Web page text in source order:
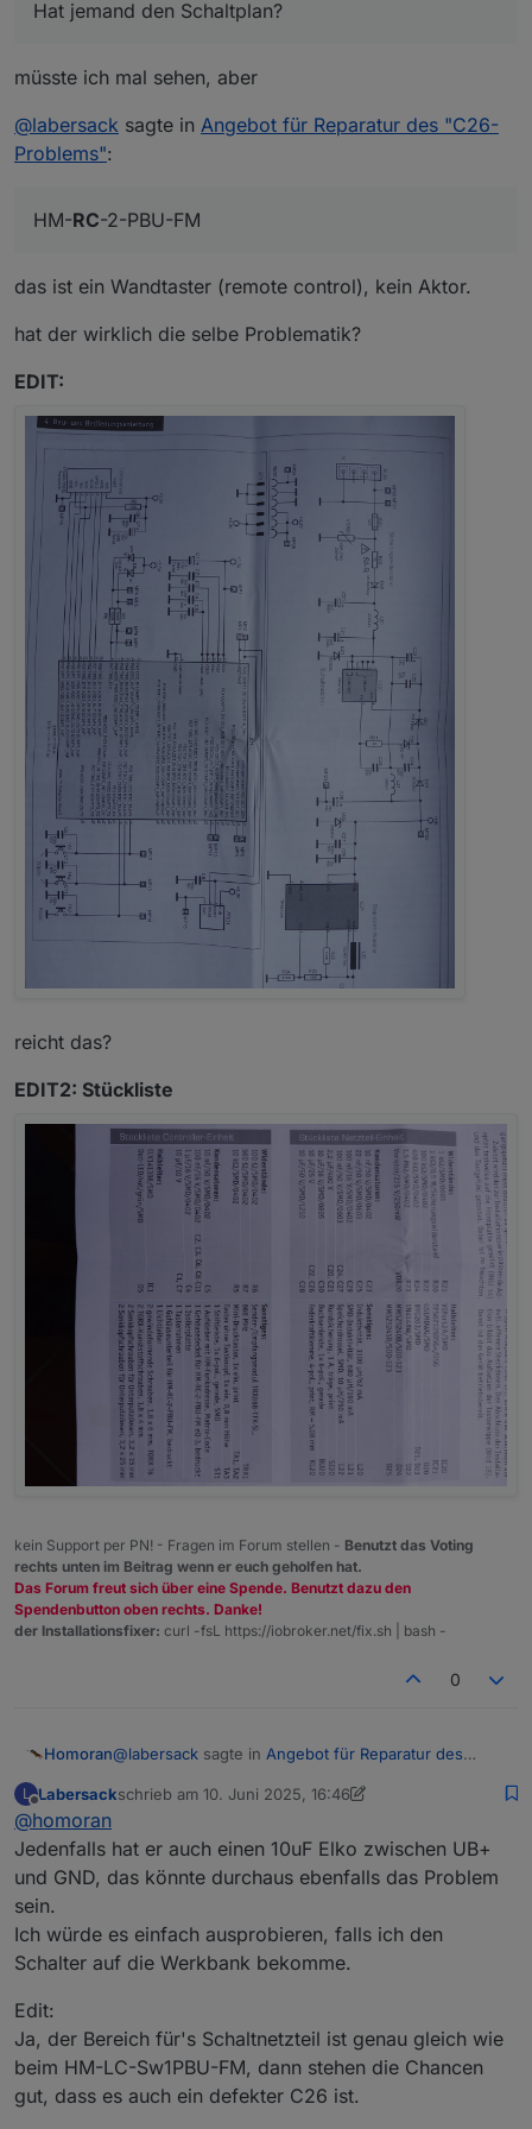
Die HmIP Komponenten sind allerdings nicht von
Hat jemand den Schaltplan?
müsste ich mal sehen, aber
@labersack sagte in Angebot für Reparatur des "C26-
Problems":
HM-RC-2-PBU-FM
das ist ein Wandtaster (remote control), kein Aktor.
hat der wirklich die selbe Problematik?
EDIT:
reicht das?
EDIT2: Stückliste
kein Support per PN! - Fragen im Forum stellen - Benutzt das Voting
rechts unten im Beitrag wenn er euch geholfen hat.
Das Forum freut sich über eine Spende. Benutzt dazu den
Spendenbutton oben rechts. Danke!
der Installationsfixer: curl -fsL https://iobroker.net/fix.sh | bash -
0
Homoran@labersack sagte in Angebot für Reparatur des
müsste ich mal sehen, aber
labersack
Angebot für Reparatur des
"C26-Problems":
das ist ein Wandtaster (remote control), kein Aktor.
hat der wirklich die selbe Problematik?
L
Offline
Labersackschrieb am 10. Juni 2025, 16:46
zuletzt editiert von Labersack6. Okt. 2025, 18:48
@homoran
Jedenfalls hat er auch einen 10uF Elko zwischen UB+
und GND, das könnte durchaus ebenfalls das Problem
sein.
Ich würde es einfach ausprobieren, falls ich den
Schalter auf die Werkbank bekomme.
Edit:
Ja, der Bereich für's Schaltnetzteil ist genau gleich wie
beim HM-LC-Sw1PBU-FM, dann stehen die Chancen
gut, dass es auch ein defekter C26 ist.